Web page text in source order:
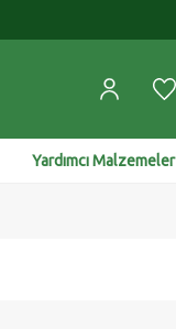
Yardımcı Malzemeler